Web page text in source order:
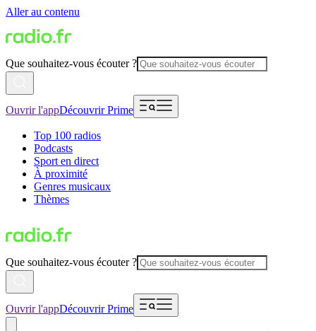
Aller au contenu
Que souhaitez-vous écouter ?
Ouvrir l'appDécouvrir Prime
Top 100 radios
Podcasts
Sport en direct
À proximité
Genres musicaux
Thèmes
Que souhaitez-vous écouter ?
Ouvrir l'appDécouvrir Prime